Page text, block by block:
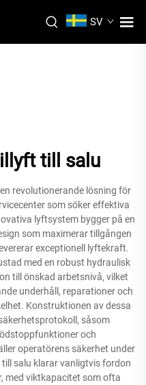
SV
till salu
revolutionerande lösning för
som söker effektiva
lyftsystem bygger på en
som maximerar tillgången
exceptionell lyftekraft.
med en robust hydraulisk
till önskad arbetsnivå, vilket
underhåll, reparationer och
Konstruktionen av dessa
såsom
och
operatörens säkerhet under
salu klarar vanligtvis fordon
med viktkapacitet som ofta